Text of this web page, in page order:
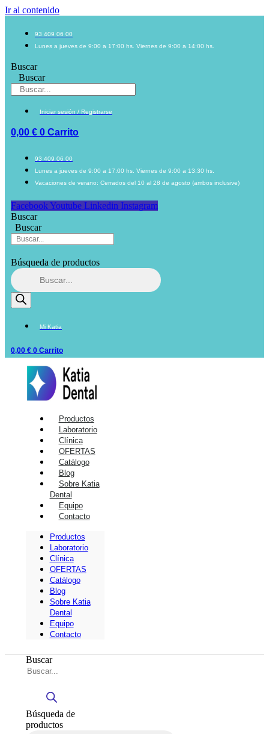
Ir al contenido
93 409 06 00
Lunes a jueves de 9:00 a 17:00 hs. Viernes de 9:00 a 14:00 hs.
Buscar
Buscar
Iniciar sesión / Registrarse
0,00 € 0 Carrito
93 409 06 00
Lunes a jueves de 9:00 a 17:00 hs. Viernes de 9:00 a 13:30 hs.
Vacaciones de verano: Cerrados del 10 al 28 de agosto (ambos inclusive)
Facebook Youtube Linkedin Instagram
Buscar
Buscar
Búsqueda de productos
Mi Katia
0,00 € 0 Carrito
Productos
Laboratorio
Clínica
OFERTAS
Catálogo
Blog
Sobre Katia
Dental
Equipo
Contacto
Productos
Laboratorio
Clínica
OFERTAS
Catálogo
Blog
Sobre Katia
Dental
Equipo
Contacto
Buscar
Búsqueda de
productos